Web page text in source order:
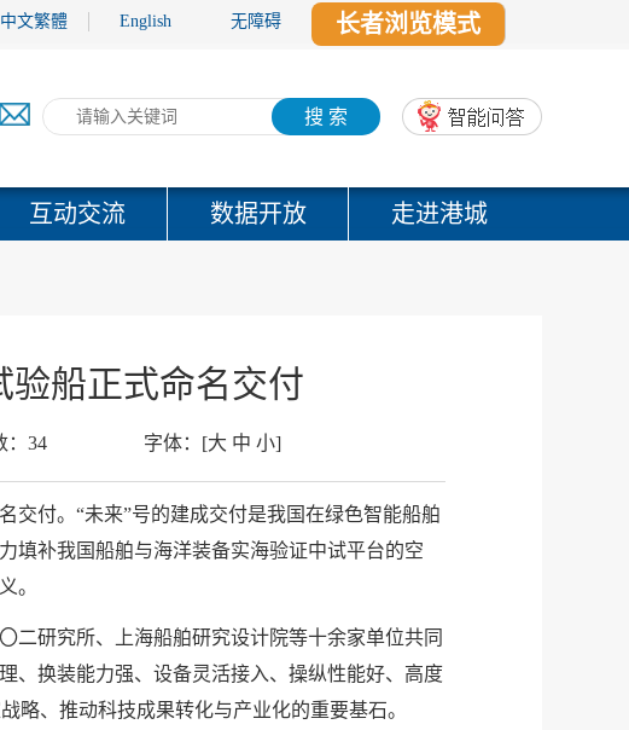
中文繁體 English 无障碍 长者浏览模式
搜 索
互动交流 数据开放 走进港城
验船正式命名交付
34 字体： [大 中 小]
交付。“未来”号的建成交付是我国在绿色智能船舶
补我国船舶与海洋装备实海验证中试平台的空
。
二研究所、上海船舶研究设计院等十余家单位共同
、换装能力强、设备灵活接入、操纵性能好、高度
略、推动科技成果转化与产业化的重要基石。